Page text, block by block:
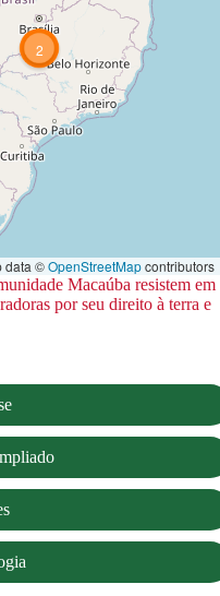
2
data ©OpenStreetMapcontributors
Macaúba resistem em
por seu direito à terra e